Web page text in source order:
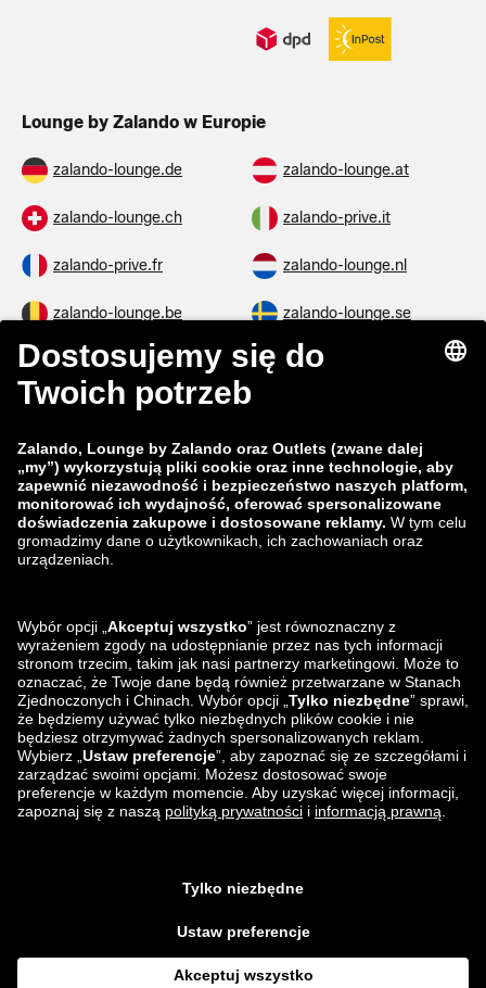
Lounge by Zalando w Europie
zalando-lounge.de zalando-lounge.at
zalando-lounge.ch zalando-prive.it
zalando-prive.fr zalando-lounge.nl
zalando-lounge.be zalando-lounge.se
zalando-lounge.fi zalando-lounge.dk
zalando-lounge.co.uk
zalando-prive.es zalando-lounge.cz
zalando-lounge.lt zalando-lounge.sk
zalando-lounge.ro zalando-lounge.hr
zalando-lounge.lu zalando-lounge.ee
zalando-lounge.lv zalando-lounge.no
Znajdziesz nas
na
sugerowaną ceną detaliczną .